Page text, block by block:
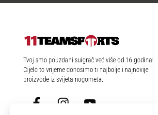
11teamsports.hr
Tvoj smo pouzdani suigrač već više od 16 godina!
Cijelo to vrijeme donosimo ti najbolje i najnovije
proizvode iz svijeta nogometa.
FacebookInstagramYouTube